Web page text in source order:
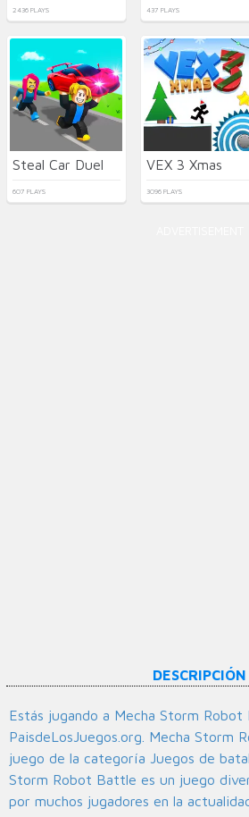
2436 PLAYS 437 PLAYS
Steal Car Duel
607 PLAYS
VEX 3 Xmas
3096 PLAYS
DESCRIPCIÓN
Estás jugando a Mecha Storm
PaisdeLosJuegos.org. Mecha Storm
juego de la categoría Juegos de
Storm Robot Battle es un juego
por muchos jugadores en la